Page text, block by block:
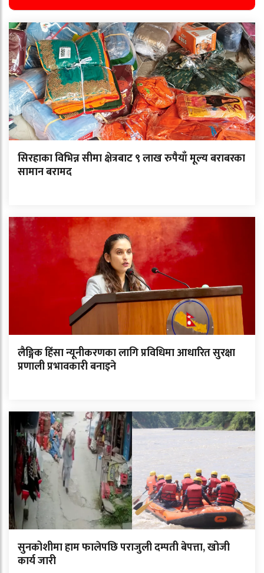
सिरहाका विभिन्न सीमा क्षेत्रबाट ९ लाख रुपैयाँ मूल्य बराबरका
सामान बरामद
लैङ्गिक हिंसा न्यूनीकरणका लागि प्रविधिमा आधारित सुरक्षा
प्रणाली प्रभावकारी बनाइने
सुनकोशीमा हाम फालेपछि पराजुली दम्पती बेपत्ता, खोजी
कार्य जारी